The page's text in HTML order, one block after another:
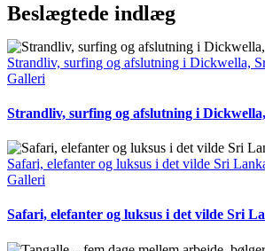
Beslægtede indlæg
Strandliv, surfing og afslutning i Dickwella,
Galleri
Strandliv, surfing og afslutning i
Safari, elefanter og luksus i det vilde Sri
Galleri
Safari, elefanter og luksus i det vilde Sri